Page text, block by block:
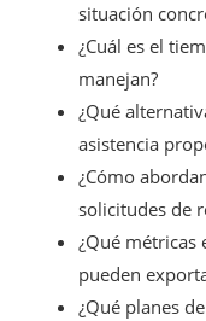
situación
¿Cuál es el
manejan?
¿Qué
asistencia
¿Cómo
solicitudes de
¿Qué
pueden
¿Qué planes